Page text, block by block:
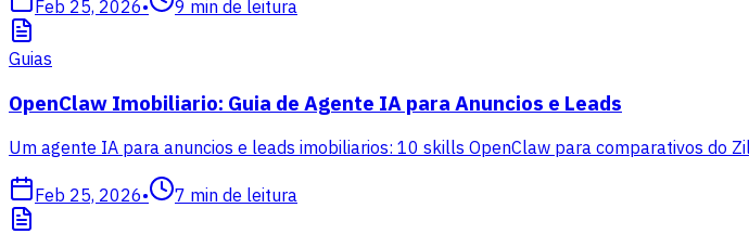
Feb 25, 2026• 9 min de leitura
Guias
OpenClaw Imobiliario: Guia de Agente IA para Anuncios e Leads
Um agente IA para anuncios e leads imobiliarios: 10 skills OpenClaw para comparativos do
Feb 25, 2026• 7 min de leitura